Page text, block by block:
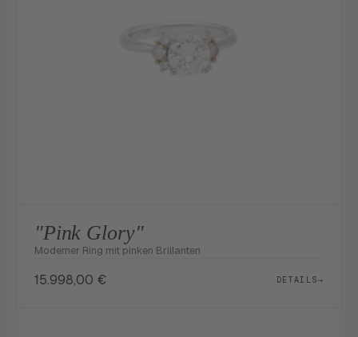
"Pink Glory"
Moderner Ring mit pinken Brillanten
15.998,00 € DETAILS→